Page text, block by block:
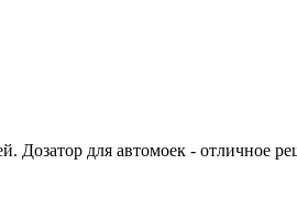
Дозатор для автомоек - отличное